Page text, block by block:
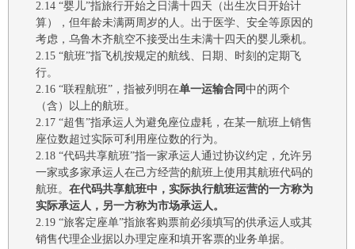
2.14 “婴儿”指旅行开始之日 满十四天（出生次日开始计
算），但年龄未满两周岁的人。 出于医学、安全等原因的
考虑， 乌鲁木齐航空不接受出生未满十四 天的婴儿乘机。
2.15 “航班”指飞机按规定的航线、日期、时刻的定期飞
行。
2.16 “联程航班”，指被列明在单一运输合同 中的两个
（含）以上的航班。
2.17 “超售”指承运人为避免座位虚耗，在某一航班上销售
座位数超过实际可利用座位数的行为。
2.18 “代码共享航班”指一家承运人通过协议约定，允许另
一家或多家承运人在己方经营的航班上使用其航班代码的
航班。 在代码共享航班中，实际执行航班运营的一方称为
实际承运人，另一方称为市场承运人。
2.19 “旅客定座单”指旅客购票前必须填写的供承运人或其
销售代理企业据以办理定座和填开客票的业务单据。